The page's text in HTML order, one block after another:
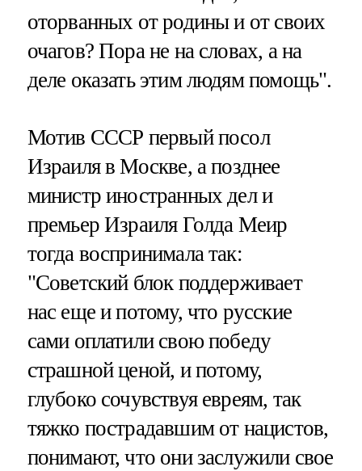
оторванных от родины и от своих
очагов? Пора не на словах, а на
деле оказать этим людям помощь".
Мотив СССР первый посол
Израиля в Москве, а позднее
министр иностранных дел и
премьер Израиля Голда Меир
тогда воспринимала так:
"Советский блок поддерживает
нас еще и потому, что русские
сами оплатили свою победу
страшной ценой, и потому,
глубоко сочувствуя евреям, так
тяжко пострадавшим от нацистов,
понимают, что они заслужили свое